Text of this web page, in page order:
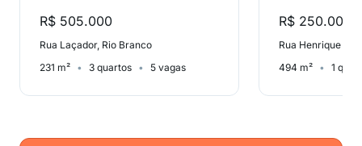
R$ 505.000
Rua Laçador, Rio Branco
231 m²
3 quartos 5 vagas
R$ 250.000
Rua Henrique
494 m²
1